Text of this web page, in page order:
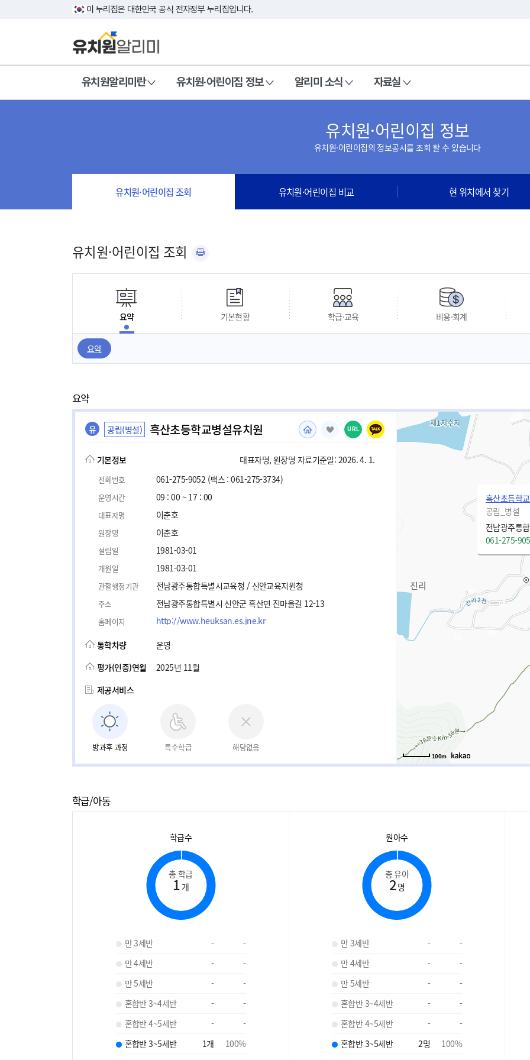
이 누리집은 대한민국 공식 전자정부 누리집입니다.
유치원알리미란 유치원·어린이집 정보 알리미 소식 자료실
유치원·어린이집 정보
유치원·어린이집의 정보공시를 조회 할 수 있습니다
유치원·어린이집 조회 유치원·어린이집 비교 현 위치에서 찾기
유치원·어린이집 조회
요약 기본현황 학급·교육 비용·회계
요약
요약
유 공립(병설) 흑산초등학교병설유치원 URL
기본정보 대표자명, 원장명 자료기준일: 2026. 4. 1.
전화번호 061-275-9052 (팩스 : 061-275-3734)
운영시간 09 : 00 ~ 17 : 00
대표자명 이춘호
원장명 이춘호
설립일 1981-03-01
개원일 1981-03-01
관할행정기관 전남광주통합특별시교육청 / 신안교육지원청
주소 전남광주통합특별시 신안군 흑산면 진마을길 12-13
홈페이지 http://www.heuksan.es.jne.kr
통학차량
운영
평가(인증)연월
2025년 11월
제공서비스
방과후 과정 특수학급 해당없음
흑산초등학
공립_병설
061-275-
100m
학급/아동
학급수
총 학급
1 개
만 3세반 -
-
만 4세반
-
-
만 5세반
-
-
혼합반 3~4세반
-
-
혼합반 4~5세반
-
-
혼합반 3~5세반
1개 100%
원아수
총 유아
2명
만 3세반 -
-
만 4세반
-
-
만 5세반
-
-
혼합반 3~4세반
-
-
혼합반 4~5세반
-
-
혼합반 3~5세반
2명 100%